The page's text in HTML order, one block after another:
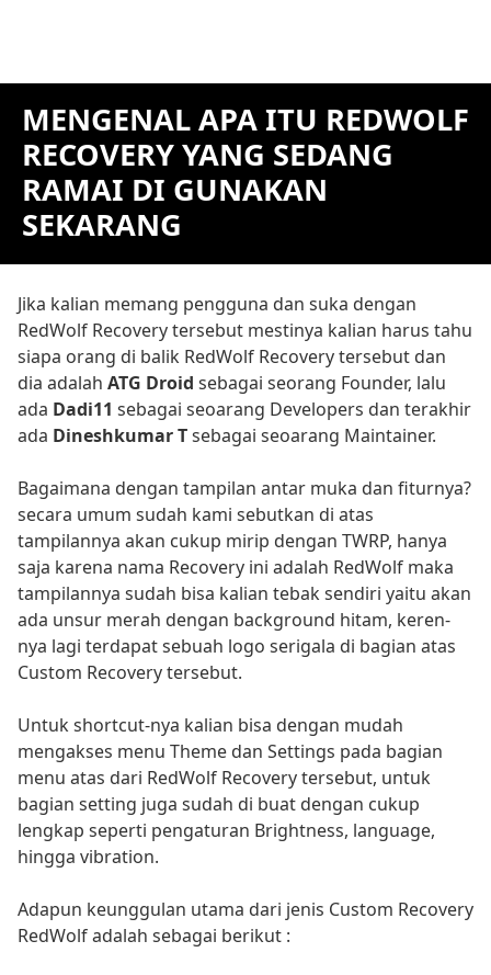
MENGENAL APA ITU REDWOLF
RECOVERY YANG SEDANG
RAMAI DI GUNAKAN
SEKARANG
Jika kalian memang pengguna dan suka dengan
RedWolf Recovery tersebut mestinya kalian harus tahu
siapa orang di balik RedWolf Recovery tersebut dan
dia adalah ATG Droid sebagai seorang Founder, lalu
ada Dadi11 sebagai seoarang Developers dan terakhir
ada Dineshkumar Tsebagai seoarang Maintainer.
Bagaimana dengan tampilan antar muka dan fiturnya?
secara umum sudah kami sebutkan di atas
tampilannya akan cukup mirip dengan TWRP, hanya
saja karena nama Recovery ini adalah RedWolf maka
tampilannya sudah bisa kalian tebak sendiri yaitu akan
ada unsur merah dengan background hitam, keren-
nya lagi terdapat sebuah logo serigala di bagian atas
Custom Recovery tersebut.
Untuk shortcut-nya kalian bisa dengan mudah
mengakses menu Theme dan Settings pada bagian
menu atas dari RedWolf Recovery tersebut, untuk
bagian setting juga sudah di buat dengan cukup
lengkap seperti pengaturan Brightness, language,
hingga vibration.
Adapun keunggulan utama dari jenis Custom Recovery
RedWolf adalah sebagai berikut :